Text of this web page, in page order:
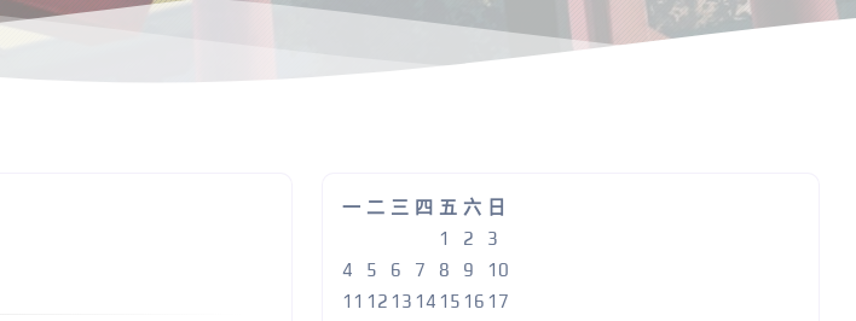
一 二 三 四 五 六 日
1
2
3
4
5 6 7 8 9
10
11 12 13 14 15 16 17